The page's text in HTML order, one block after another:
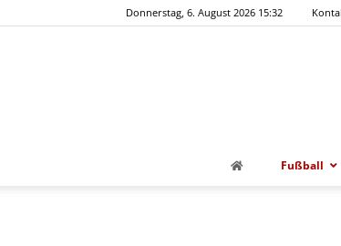
Donnerstag, 6. August 2026 15:32
Fußball